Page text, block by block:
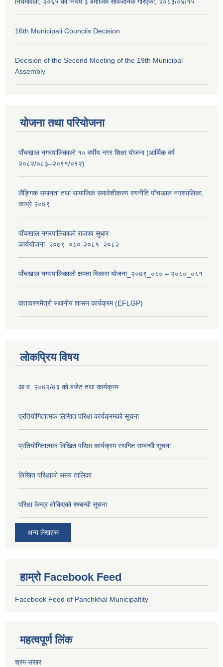
नियमावली, २०६५ को नियम ३ बमोजिम सार्वजनिक गरिएको, २०८३/०४/१५
16th Municipali Councils Decision
Decision of the Second Meeting of the 19th Municipal
Assembly
योजना तथा परियोजना
पाँचखाल नगरपालिकाको १० वर्षीय नगर शिक्षा योजना (आर्थिक वर्ष
२०८२/०८३–२०९१/०९२)
लैङ्गिक समानता तथा सामाजिक समावेशीकरण रणनीति पाँचखाल नगरपालिका,
काभ्रे २०७९
पाँचखाल नगरपालिकाको राजश्व सुधार
कार्ययोजना_२०७९_०८०-२०८१_२०८२
पाँचखाल नगरपालिकाको क्षमता विकास योजना_२०७९_०८० – २०८०_०८१
वातावरणमैत्री स्थानीय शासन कार्यक्रम (EFLGP)
लोकप्रिय विषय
आ.व. २०७२/७३ को बजेट तथा कार्यक्रम
प्रतियोगितात्मक लिखित परिक्षा कार्यक्रमको सूचना
प्रतियोगितात्मक लिखित परिक्षा कार्यक्रम स्थगित सम्बन्धी सूचना
लिखित परिक्षाको समय तालिका
परिक्षा केन्द्र तोकिएको सम्बन्धी सूचना
अन्य लेखहरू
हाम्रो Facebook Feed
Facebook Feed of Panchkhal Municipaltity
महत्वपूर्ण लिंक
श्रम संसार